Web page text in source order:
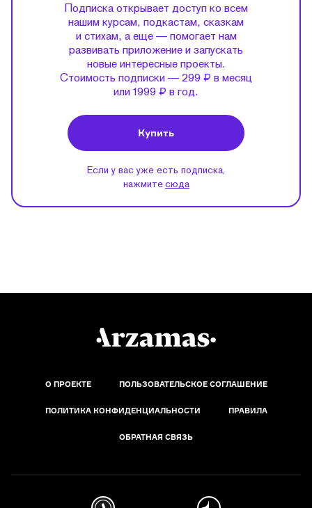
Подписка открывает доступ ко всем
нашим курсам, подкастам, сказкам
и стихам, а еще — помогает нам
развивать приложение и запускать
новые интересные проекты.
Стоимость подписки — 299 ₽ в месяц
или 1999 ₽ в год.
Купить
Если у вас уже есть подписка,
нажмите сюда
О ПРОЕКТЕ ПОЛЬЗОВАТЕЛЬСКОЕ СОГЛАШЕНИЕ
ПОЛИТИКА КОНФИДЕНЦИАЛЬНОСТИ ПРАВИЛА
ОБРАТНАЯ СВЯЗЬ